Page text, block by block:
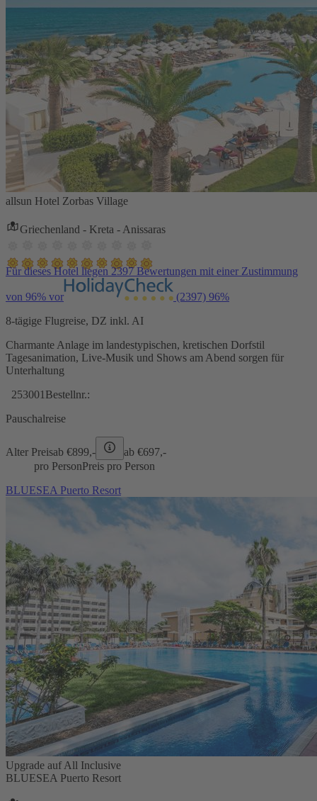
allsun Hotel Zorbas Village
Griechenland - Kreta - Anissaras
Für dieses Hotel liegen 2397 Bewertungen mit einer Zustimmung
von 96% vor (2397) 96%
8-tägige Flugreise, DZ inkl. AI
Charmante Anlage im landestypischen, kretischen Dorfstil
Tagesanimation, Live-Musik und Shows am Abend sorgen für
Unterhaltung
253001 Bestellnr.:
Pauschalreise
Alter Preisab €899,- ab €697,-
pro PersonPreis pro Person
BLUESEA Puerto Resort
Upgrade auf All Inclusive
BLUESEA Puerto Resort